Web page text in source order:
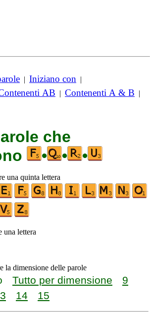
| Iniziano con |
AB | Contenenti A & B |
che
• • •
una quinta lettera
una lettera
la dimensione delle parole
Tutto per dimensione
9
14 15